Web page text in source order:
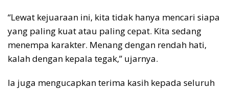
“Lewat kejuaraan ini, kita tidak hanya mencari siapa
yang paling kuat atau paling cepat. Kita sedang
menempa karakter. Menang dengan rendah hati,
kalah dengan kepala tegak,” ujarnya.
Ia juga mengucapkan terima kasih kepada seluruh